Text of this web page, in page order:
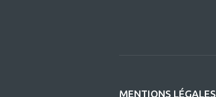
MENTIONS LÉGALES